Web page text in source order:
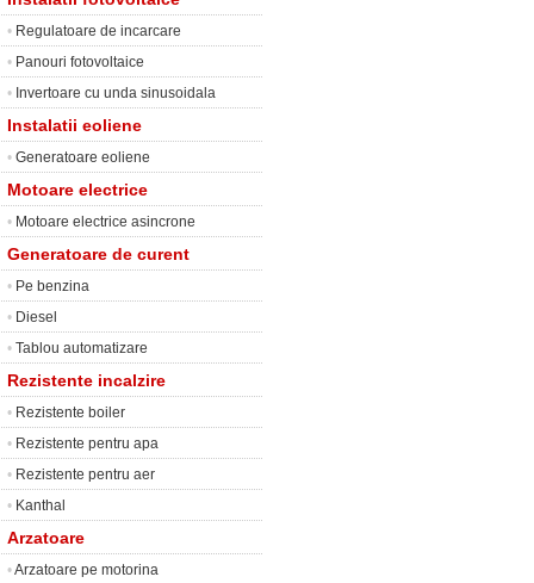
• Regulatoare de incarcare
• Panouri fotovoltaice
• Invertoare cu unda sinusoidala
Instalatii eoliene
• Generatoare eoliene
Motoare electrice
• Motoare electrice asincrone
Generatoare de curent
• Pe benzina
• Diesel
• Tablou automatizare
Rezistente incalzire
• Rezistente boiler
• Rezistente pentru apa
• Rezistente pentru aer
• Kanthal
Arzatoare
•Arzatoare pe motorina